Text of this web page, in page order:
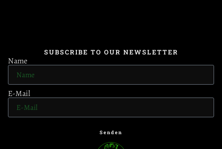
SUBSCRIBE TO OUR NEWSLETTER
Name
E-Mail
Senden